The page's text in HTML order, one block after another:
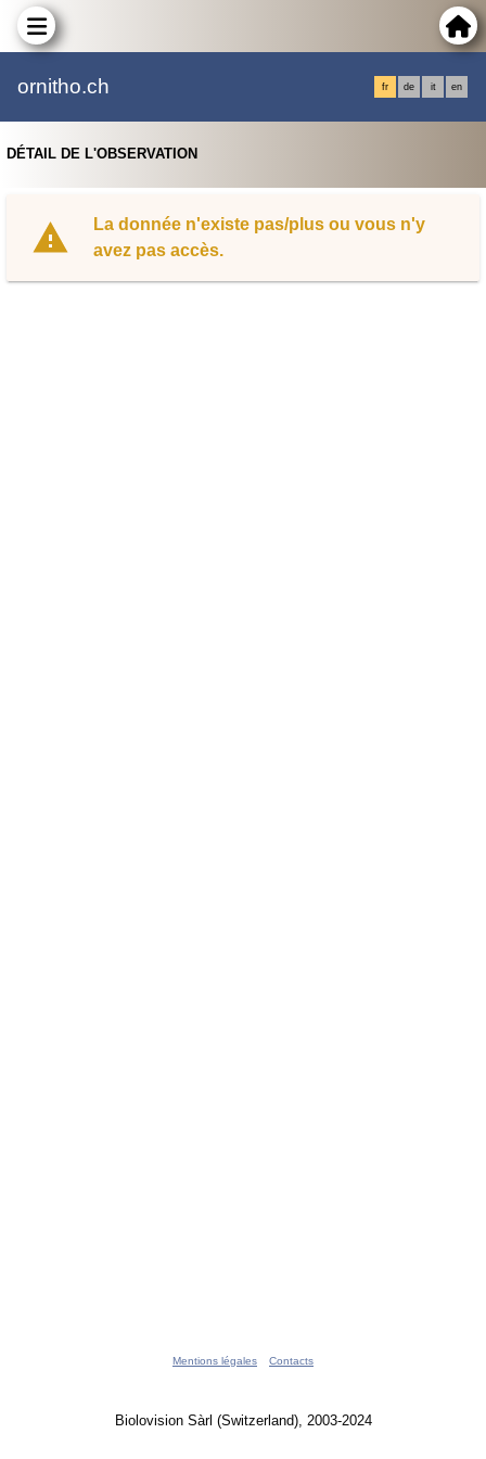
ornitho.ch fr de it en
DÉTAIL DE L'OBSERVATION
La donnée n'existe pas/plus ou vous n'y
avez pas accès.
Mentions légales Contacts
Biolovision Sàrl (Switzerland), 2003-2024